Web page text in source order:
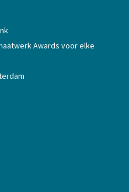
Awards voor elke